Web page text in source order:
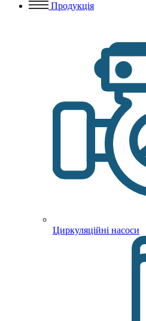
Продукція
Циркуляційні насоси